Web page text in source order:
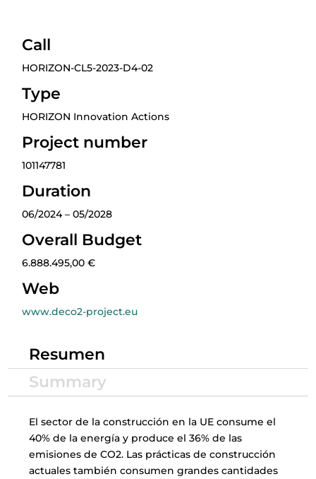
Call
HORIZON-CL5-2023-D4-02
Type
HORIZON Innovation Actions
Project number
101147781
Duration
06/2024 – 05/2028
Overall Budget
6.888.495,00 €
Web
www.deco2-project.eu
Resumen
Summary
El sector de la construcción en la UE consume el
40% de la energía y produce el 36% de las
emisiones de CO2. Las prácticas de construcción
actuales también consumen grandes cantidades